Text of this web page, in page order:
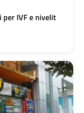
per IVF e nivelit